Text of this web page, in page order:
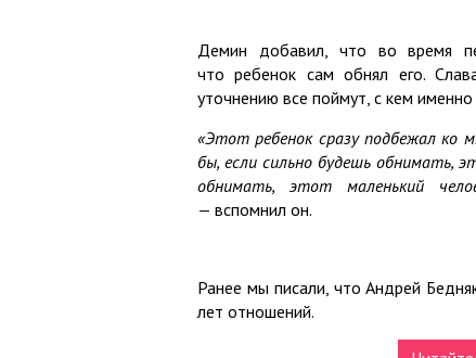
Демин добавил, что во время
что ребенок сам обнял его.
уточнению все поймут, с кем именно
«Этот ребенок сразу подбежал ко
бы, если сильно будешь обнимать,
обнимать, этот маленький
— вспомнил он.
Ранее мы писали, что Андрей
лет отношений.